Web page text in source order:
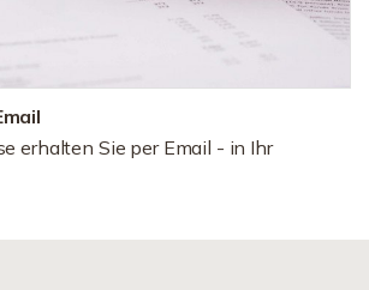
erhalten Sie per Email - in Ihr